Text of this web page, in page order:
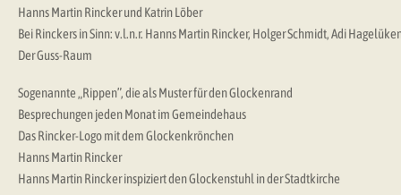
Hanns Martin Rincker und Katrin Löber
Bei Rinckers in Sinn: v.l.n.r. Hanns Martin Rincker, Holger Schmidt, Adi
Der Guss-Raum
Sogenannte „Rippen”, die als Muster für den Glockenrand
Besprechungen jeden Monat im Gemeindehaus
Das Rincker-Logo mit dem Glockenkrönchen
Hanns Martin Rincker
Hanns Martin Rincker inspiziert den Glockenstuhl in der Stadtkirche